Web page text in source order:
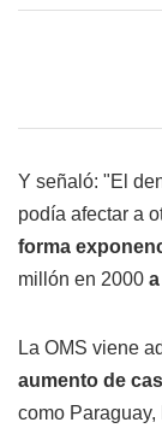
Y señaló: "El
podía afectar a
forma
millón en 2000
La OMS viene
aumento de
como Paraguay,